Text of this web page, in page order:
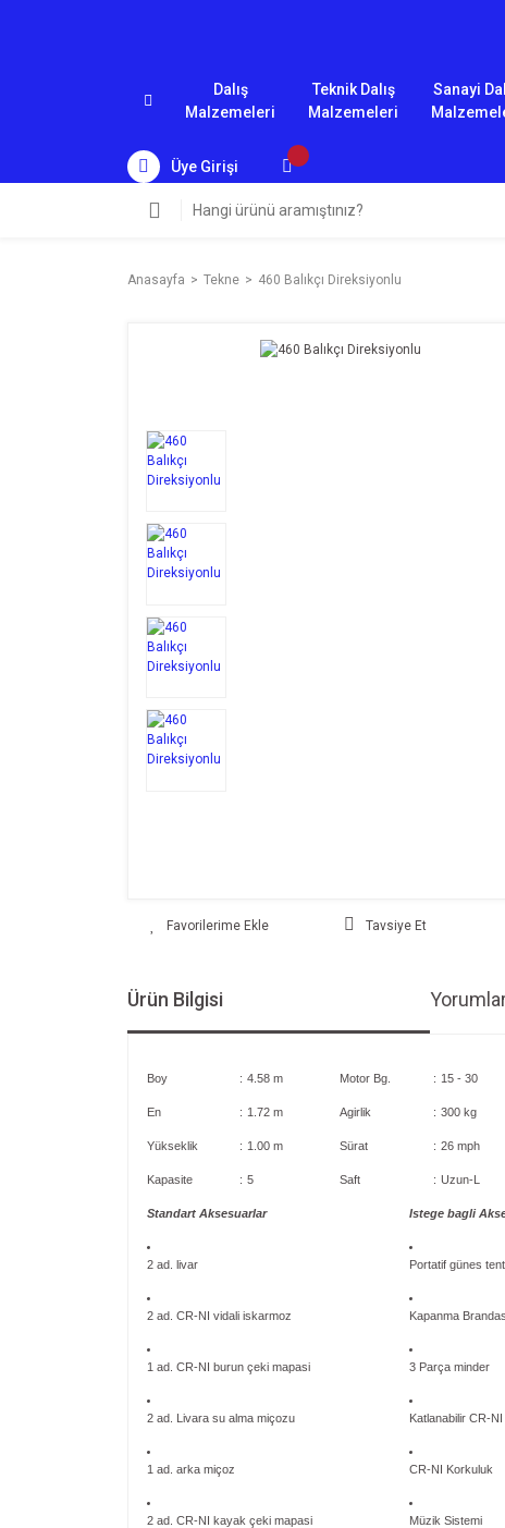
Dalış
Malzemeleri
Teknik Dalış
Malzemeleri
Sanayi
Üye Girişi
Anasayfa Tekne 460 Balıkçı Direksiyonlu
Tavsiye Et
Ürün Bilgisi
Boy : 4.58 m Motor Bg. : 15 - 30
En : 1.72 m Agirlik : 300 kg
Yükseklik : 1.00 m Sürat : 26 mph
Kapasite : 5 Saft : Uzun-L
Standart Aksesuarlar Istege bagli
2 ad. livar Portatif günes
2 ad. CR-NI vidali iskarmoz Kapanma
1 ad. CR-NI burun çeki mapasi 3 Parça minder
2 ad. Livara su alma miçozu Katlanabilir CR-
1 ad. arka miçoz CR-NI Korkuluk
2 ad. CR-NI kayak çeki mapasi Müzik Sistemi